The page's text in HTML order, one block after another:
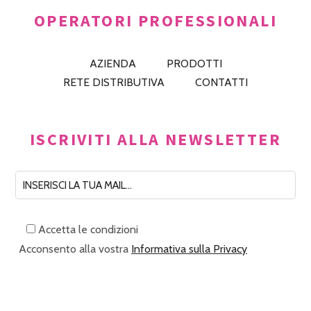
OPERATORI PROFESSIONALI
AZIENDA
PRODOTTI
RETE DISTRIBUTIVA
CONTATTI
ISCRIVITI ALLA NEWSLETTER
Accetta le condizioni
Acconsento alla vostra Informativa sulla Privacy